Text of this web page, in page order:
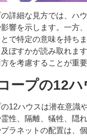
詳細な見方では、ハ
響を示します。一方
で特定の意味を持ち
ぼすかが読み取れま
を考慮することが重要
ープの12
12ハウスは潜在意識
性、隔離、犠牲、隠
ラネットの配置は、